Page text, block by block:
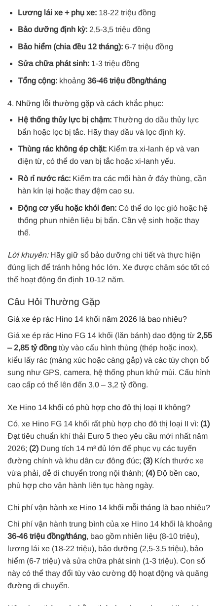
Lương lái xe + phụ xe:18-22 triệu đồng
Bảo dưỡng định kỳ:2,5-3,5 triệu đồng
Bảo hiểm (chia đều 12 tháng):6-7 triệu đồng
Sửa chữa phát sinh:1-3 triệu đồng
Tổng cộng:khoảng 36-46 triệu đồng/tháng
4. Những lỗi thường gặp và cách khắc phục:
Hệ thống thủy lực bị chậm:Thường do dầu thủy lực
bẩn hoặc lọc bị tắc. Hãy thay dầu và lọc định kỳ.
Thùng rác không ép chặt:Kiểm tra xi-lanh ép và van
điện từ, có thể do van bị tắc hoặc xi-lanh yếu.
Rò rỉ nước rác:Kiểm tra các mối hàn ở đáy thùng, cần
hàn kín lại hoặc thay đệm cao su.
Động cơ yếu hoặc khói đen:Có thể do lọc gió hoặc hệ
thống phun nhiên liệu bị bẩn. Cần vệ sinh hoặc thay
thế.
Lời khuyên:Hãy giữ sổ bảo dưỡng chi tiết và thực hiện
đúng lịch để tránh hỏng hóc lớn. Xe được chăm sóc tốt có
thể hoạt động ổn định 10-12 năm.
Câu Hỏi Thường Gặp
Giá xe ép rác Hino 14 khối năm 2026 là bao nhiêu?
Giá xe ép rác Hino FG 14 khối (lăn bánh) dao động từ 2,55
– 2,85 tỷ đồng tùy vào cấu hình thùng (thép hoặc inox),
kiểu lấy rác (máng xúc hoặc càng gắp) và các tùy chọn bổ
sung như GPS, camera, hệ thống phun khử mùi. Cấu hình
cao cấp có thể lên đến 3,0 – 3,2 tỷ đồng.
Xe Hino 14 khối có phù hợp cho đô thị loại II không?
Có, xe Hino FG 14 khối rất phù hợp cho đô thị loại II vì: (1)
Đạt tiêu chuẩn khí thải Euro 5 theo yêu cầu mới nhất năm
2026; (2) Dung tích 14 m³ đủ lớn để phục vụ các tuyến
đường chính và khu dân cư đông đúc; (3) Kích thước xe
vừa phải, dễ di chuyển trong nội thành; (4) Độ bền cao,
phù hợp cho vận hành liên tục hàng ngày.
Chi phí vận hành xe Hino 14 khối mỗi tháng là bao nhiêu?
Chi phí vận hành trung bình của xe Hino 14 khối là khoảng
36-46 triệu đồng/tháng, bao gồm nhiên liệu (8-10 triệu),
lương lái xe (18-22 triệu), bảo dưỡng (2,5-3,5 triệu), bảo
hiểm (6-7 triệu) và sửa chữa phát sinh (1-3 triệu). Con số
này có thể thay đổi tùy vào cường độ hoạt động và quãng
đường di chuyển.